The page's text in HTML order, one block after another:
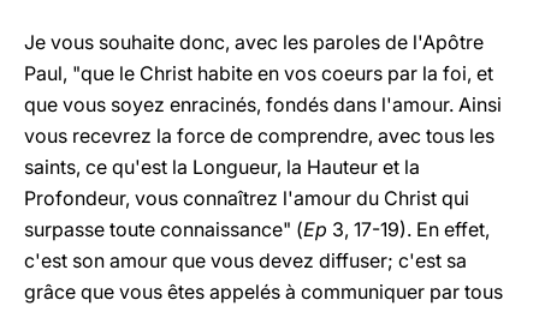
Je vous souhaite donc, avec les paroles de l'Apôtre
Paul, "que le Christ habite en vos coeurs par la foi, et
que vous soyez enracinés, fondés dans l'amour. Ainsi
vous recevrez la force de comprendre, avec tous les
saints, ce qu'est la Longueur, la Hauteur et la
Profondeur, vous connaîtrez l'amour du Christ qui
surpasse toute connaissance" (Ep 3, 17-19). En effet,
c'est son amour que vous devez diffuser; c'est sa
grâce que vous êtes appelés à communiquer par tous